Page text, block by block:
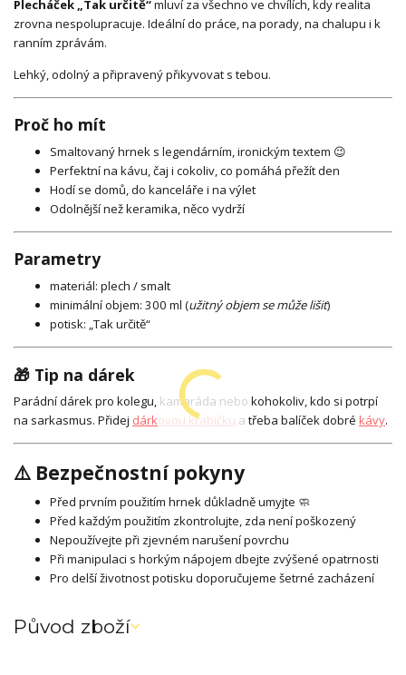
Plecháček „Tak určitě“mluví za všechno ve chvílích, kdy realita
zrovna nespolupracuje. Ideální do práce, na porady, na chalupu i k
ranním zprávám.
Lehký, odolný a připravený přikyvovat s tebou.
Proč ho mít
Smaltovaný hrnek s legendárním, ironickým textem 😉
Perfektní na kávu, čaj i cokoliv, co pomáhá přežít den
Hodí se domů, do kanceláře i na výlet
Odolnější než keramika, něco vydrží
Parametry
materiál: plech / smalt
minimální objem: 300 ml (užitný objem se může lišit)
potisk: „Tak určitě“
🎁 Tip na dárek
Parádní dárek pro kolegu, kamaráda nebo kohokoliv, kdo si potrpí
na sarkasmus. Přidej dárkovou krabičku a třeba balíček dobré kávy.
⚠️ Bezpečnostní pokyny
Před prvním použitím hrnek důkladně umyjte 🧼
Před každým použitím zkontrolujte, zda není poškozený
Nepoužívejte při zjevném narušení povrchu
Při manipulaci s horkým nápojem dbejte zvýšené opatrnosti
Pro delší životnost potisku doporučujeme šetrné zacházení
Původ zboží